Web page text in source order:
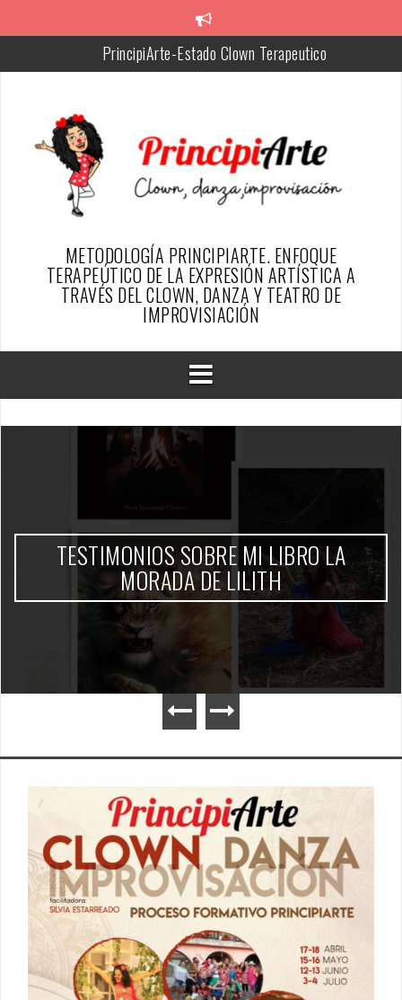
to
PrincipiArte-Estado Clown Terapeutico
Silvia, Creadora de la metodología PrincipiArte
Resumen del proyecto
SER PAYASO DESDE EL ENFOQUE TERAPÉUTICO DE
PRINCIPIARTE-ARTICULO REVISTA ESFINGE
TESTIMONIOS PAYAS@S DE ALGUN@S PRINCIPIARTES
METODOLOGÍA PRINCIPIARTE. ENFOQUE
TERAPEÚTICO DE LA EXPRESIÓN ARTÍSTICA A
TRAVÉS DEL CLOWN, DANZA Y TEATRO DE
IMPROVISIACIÓN
SOBRE MI LIBRO LA
MORADA DE LILITH